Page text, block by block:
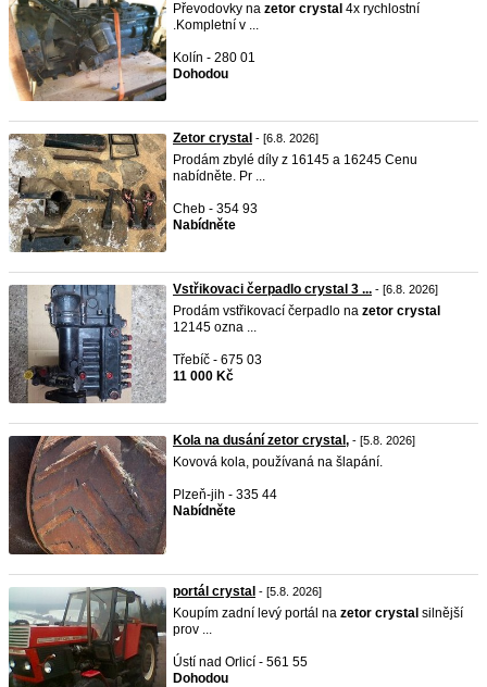
Převodovky na zetor crystal 4x rychlostní
.Kompletní v ...
Kolín - 280 01
Dohodou
Zetor crystal - [6.8. 2026]
Prodám zbylé díly z 16145 a 16245 Cenu
nabídněte. Pr ...
Cheb - 354 93
Nabídněte
Vstřikovaci čerpadlo crystal 3 ... - [6.8. 2026]
Prodám vstřikovací čerpadlo na zetor crystal
12145 ozna ...
Třebíč - 675 03
11 000 Kč
Kola na dusání zetor crystal, - [5.8. 2026]
Kovová kola, používaná na šlapání.
Plzeň-jih - 335 44
Nabídněte
portál crystal - [5.8. 2026]
Koupím zadní levý portál na zetor crystal silnější
prov ...
Ústí nad Orlicí - 561 55
Dohodou